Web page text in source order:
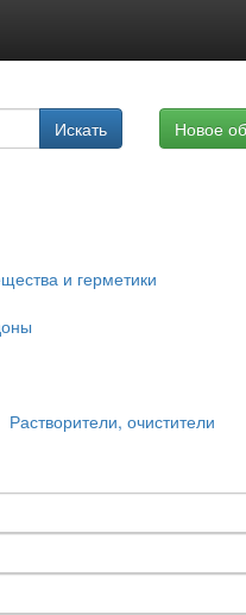
Искать Новое
и герметики
Растворители, очистители